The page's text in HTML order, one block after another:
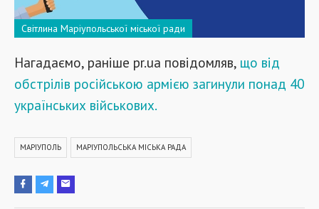
Світлина Маріупольської міської ради
Нагадаємо, раніше pr.ua повідомляв, що від
обстрілів російською армією загинули понад 40
українських військових.
МАРІУПОЛЬ МАРІУПОЛЬСЬКА МІСЬКА РАДА